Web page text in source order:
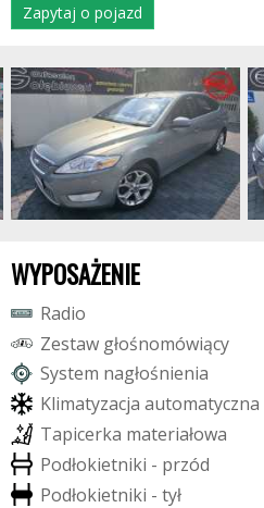
Zapytaj o pojazd
WYPOSAŻENIE
Radio
Zestaw głośnomówiący
System nagłośnienia
Klimatyzacja automatyczna
Tapicerka materiałowa
Podłokietniki - przód
Podłokietniki - tył